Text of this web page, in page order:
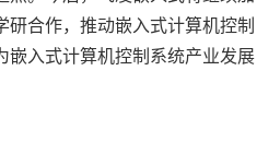
研合作，推动嵌入式计算机控制
嵌入式计算机控制系统产业发展